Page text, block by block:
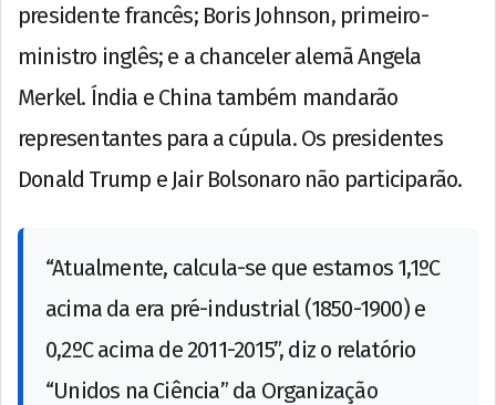
presidente francês; Boris Johnson, primeiro-
ministro inglês; e a chanceler alemã Angela
Merkel. Índia e China também mandarão
representantes para a cúpula. Os presidentes
Donald Trump e Jair Bolsonaro não participarão.
“Atualmente, calcula-se que estamos 1,1ºC
acima da era pré-industrial (1850-1900) e
0,2ºC acima de 2011-2015”, diz o relatório
“Unidos na Ciência” da Organização